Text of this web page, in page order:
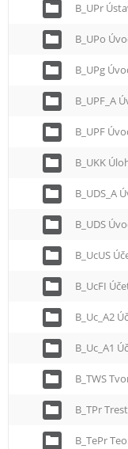
B_UPr
B_UPo
B_UPg
B_UPF_A
B_UPF
B_UKK
B_UDS_A
B_UDS
B_UcUS
B_UcFI
B_Uc_A2
B_Uc_A1
B_TWS
B_TPr
B_TePr